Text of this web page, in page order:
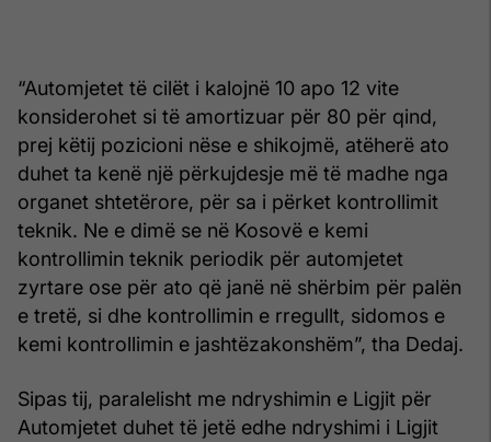
“Automjetet të cilët i kalojnë 10 apo 12 vite
konsiderohet si të amortizuar për 80 për qind,
prej këtij pozicioni nëse e shikojmë, atëherë ato
duhet ta kenë një përkujdesje më të madhe nga
organet shtetërore, për sa i përket kontrollimit
teknik. Ne e dimë se në Kosovë e kemi
kontrollimin teknik periodik për automjetet
zyrtare ose për ato që janë në shërbim për palën
e tretë, si dhe kontrollimin e rregullt, sidomos e
kemi kontrollimin e jashtëzakonshëm”, tha Dedaj.
Sipas tij, paralelisht me ndryshimin e Ligjit për
Automjetet duhet të jetë edhe ndryshimi i Ligjit